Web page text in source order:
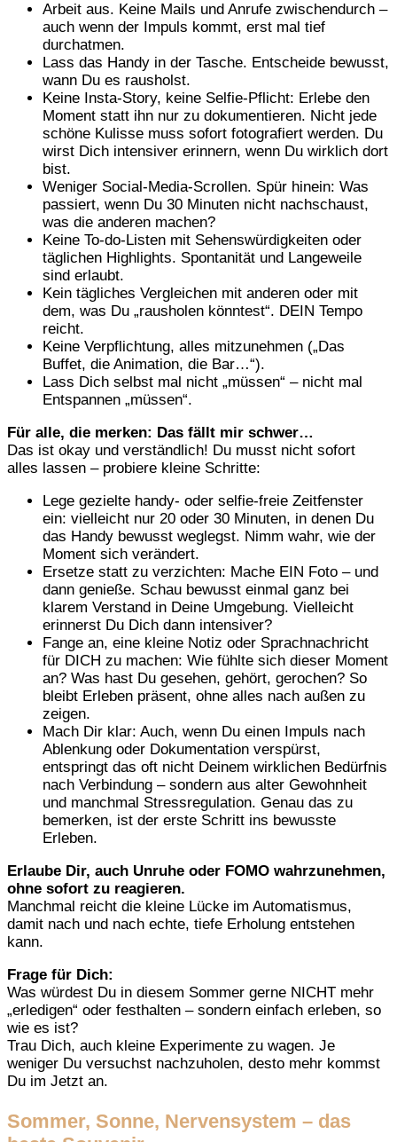
Arbeit aus. Keine Mails und Anrufe zwischendurch –
auch wenn der Impuls kommt, erst mal tief
durchatmen.
Lass das Handy in der Tasche. Entscheide bewusst,
wann Du es rausholst.
Keine Insta-Story, keine Selfie-Pflicht: Erlebe den
Moment statt ihn nur zu dokumentieren. Nicht jede
schöne Kulisse muss sofort fotografiert werden. Du
wirst Dich intensiver erinnern, wenn Du wirklich dort
bist.
Weniger Social-Media-Scrollen. Spür hinein: Was
passiert, wenn Du 30 Minuten nicht nachschaust,
was die anderen machen?
Keine To-do-Listen mit Sehenswürdigkeiten oder
täglichen Highlights. Spontanität und Langeweile
sind erlaubt.
Kein tägliches Vergleichen mit anderen oder mit
dem, was Du „rausholen könntest“. DEIN Tempo
reicht.
Keine Verpflichtung, alles mitzunehmen („Das
Buffet, die Animation, die Bar…“).
Lass Dich selbst mal nicht „müssen“ – nicht mal
Entspannen „müssen“.
Für alle, die merken: Das fällt mir schwer…
Das ist okay und verständlich! Du musst nicht sofort
alles lassen – probiere kleine Schritte:
Lege gezielte handy- oder selfie-freie Zeitfenster
ein: vielleicht nur 20 oder 30 Minuten, in denen Du
das Handy bewusst weglegst. Nimm wahr, wie der
Moment sich verändert.
Ersetze statt zu verzichten: Mache EIN Foto – und
dann genieße. Schau bewusst einmal ganz bei
klarem Verstand in Deine Umgebung. Vielleicht
erinnerst Du Dich dann intensiver?
Fange an, eine kleine Notiz oder Sprachnachricht
für DICH zu machen: Wie fühlte sich dieser Moment
an? Was hast Du gesehen, gehört, gerochen? So
bleibt Erleben präsent, ohne alles nach außen zu
zeigen.
Mach Dir klar: Auch, wenn Du einen Impuls nach
Ablenkung oder Dokumentation verspürst,
entspringt das oft nicht Deinem wirklichen Bedürfnis
nach Verbindung – sondern aus alter Gewohnheit
und manchmal Stressregulation. Genau das zu
bemerken, ist der erste Schritt ins bewusste
Erleben.
Erlaube Dir, auch Unruhe oder FOMO wahrzunehmen,
ohne sofort zu reagieren.
Manchmal reicht die kleine Lücke im Automatismus,
damit nach und nach echte, tiefe Erholung entstehen
kann.
Frage für Dich:
Was würdest Du in diesem Sommer gerne NICHT mehr
„erledigen“ oder festhalten – sondern einfach erleben, so
wie es ist?
Trau Dich, auch kleine Experimente zu wagen. Je
weniger Du versuchst nachzuholen, desto mehr kommst
Du im Jetzt an.
Sommer, Sonne, Nervensystem – das